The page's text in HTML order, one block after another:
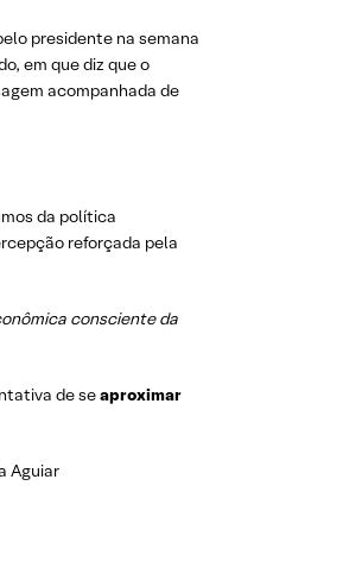
presidente na semana
em que diz que o
acompanhada de
da política
reforçada pela
consciente da
de seaproximar
Aguiar